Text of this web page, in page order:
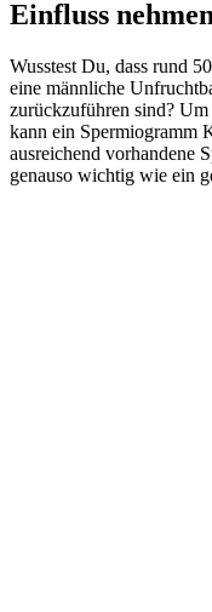
Einfluss nehmen
Wusstest Du, dass rund
eine männliche
zurückzuführen sind?
kann ein Spermiogramm
ausreichend vorhandene
genauso wichtig wie ein